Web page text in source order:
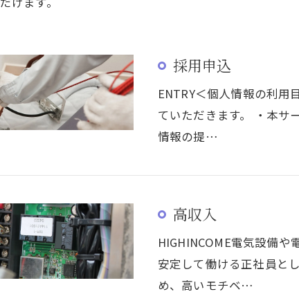
採用申込
ENTRY＜個人情報の利
ていただきます。 ・本サ
情報の提…
高収入
HIGHINCOME電気設備
安定して働ける正社員と
め、高いモチベ…